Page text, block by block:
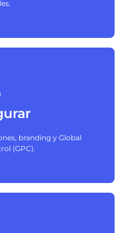
branding y Global
(GPC).